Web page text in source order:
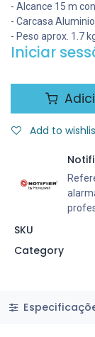
- Alcance 15 m
- Carcasa Aluminio.
- Peso aprox. 1.7
Iniciar
Add to
SKU
Category